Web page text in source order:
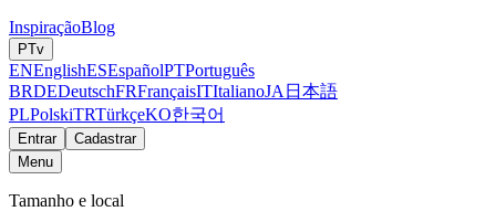
InspiraçãoBlog
PTv
ENEnglishESEspañolPTPortuguês
BRDEDeutschFRFrançaisITItalianoJA 日本語
PLPolskiTRTürkçeKO한국어
Entrar
Cadastrar
Menu
Tamanho e local